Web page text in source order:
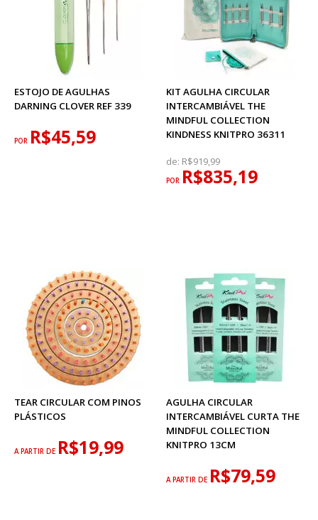
ESTOJO DE AGULHAS
DARNING CLOVER REF 339
POR R$45,59
KIT AGULHA CIRCULAR
INTERCAMBIÁVEL THE
MINDFUL COLLECTION
KINDNESS KNITPRO 36311
de: R$919,99
POR R$835,19
TEAR CIRCULAR COM PINOS
PLÁSTICOS
A PARTIR DE R$19,99
AGULHA CIRCULAR
INTERCAMBIÁVEL CURTA THE
MINDFUL COLLECTION
KNITPRO 13CM
A PARTIR DE R$79,59